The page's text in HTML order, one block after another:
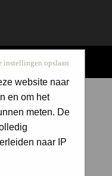
instellingen opslaan
website naar
en om het
meten. De
naar IP
and